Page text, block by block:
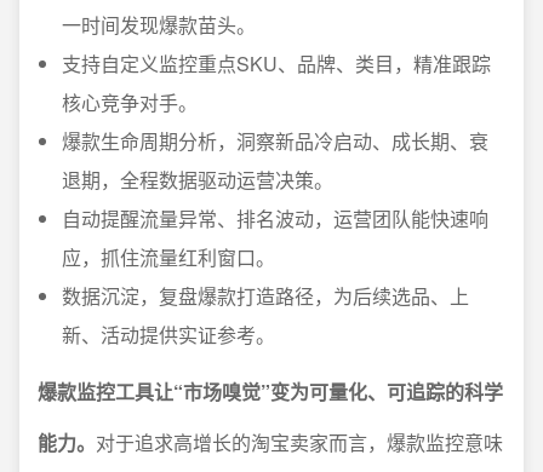
一时间发现爆款苗头。
支持自定义监控重点SKU、品牌、类目，精准跟踪
核心竞争对手。
爆款生命周期分析，洞察新品冷启动、成长期、衰
退期，全程数据驱动运营决策。
自动提醒流量异常、排名波动，运营团队能快速响
应，抓住流量红利窗口。
数据沉淀，复盘爆款打造路径，为后续选品、上
新、活动提供实证参考。
爆款监控工具让“市场嗅觉”变为可量化、可追踪的科学
能力。 对于追求高增长的淘宝卖家而言，爆款监控意味